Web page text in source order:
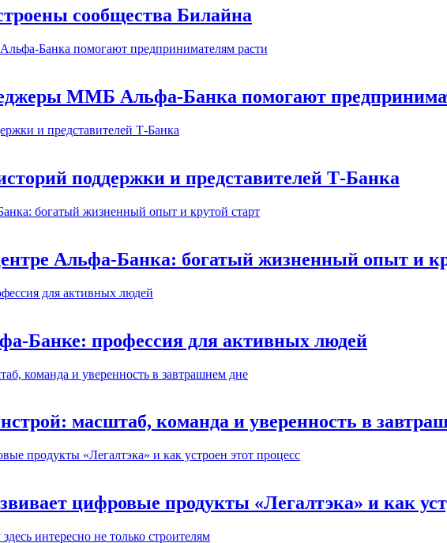
сообщества Билайна
ММБ Альфа-Банка помогают
поддержки и представителей Т-Банка
Альфа-Банка: богатый жизненный опыт и
Банке: профессия для активных людей
масштаб, команда и уверенность в
цифровые продукты «Легалтэка» и как